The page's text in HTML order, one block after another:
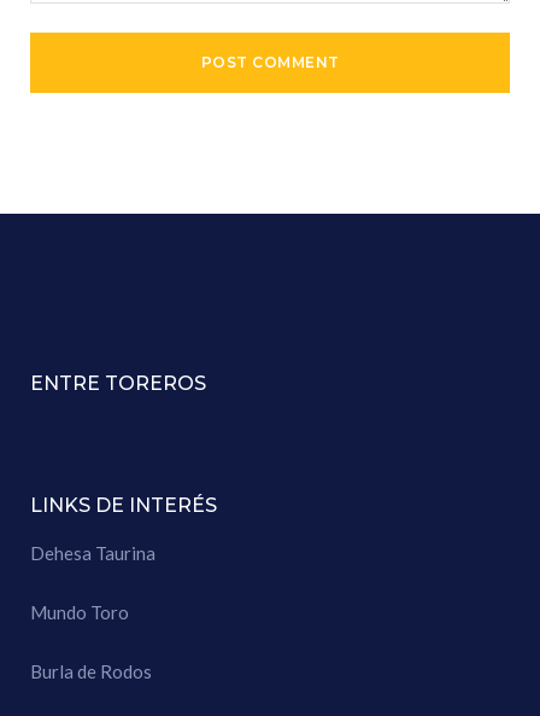
ENTRE TOREROS
LINKS DE INTERÉS
Dehesa Taurina
Mundo Toro
Burla de Rodos